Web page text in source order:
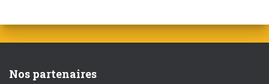
Nos partenaires